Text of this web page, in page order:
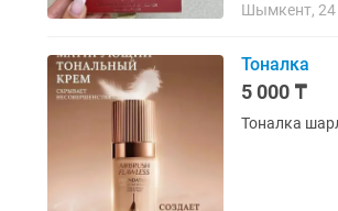
Шымкент,
Тоналка
5 000 ₸